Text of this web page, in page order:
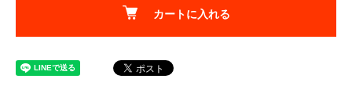
カートに入れる